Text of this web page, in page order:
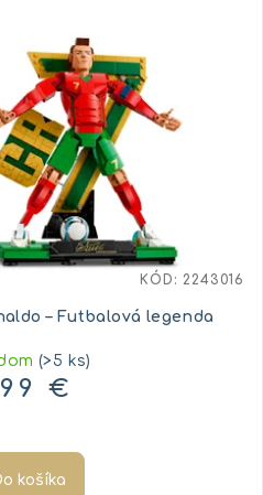
– Futbalová legenda
(>5 ks)
€
košíka
KÓD: 2243016